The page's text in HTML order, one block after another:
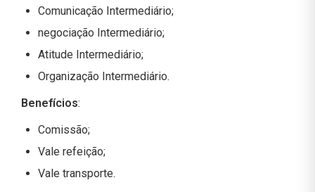
Comunicação Intermediário;
negociação Intermediário;
Atitude Intermediário;
Organização Intermediário.
Benefícios:
Comissão;
Vale refeição;
Vale transporte.